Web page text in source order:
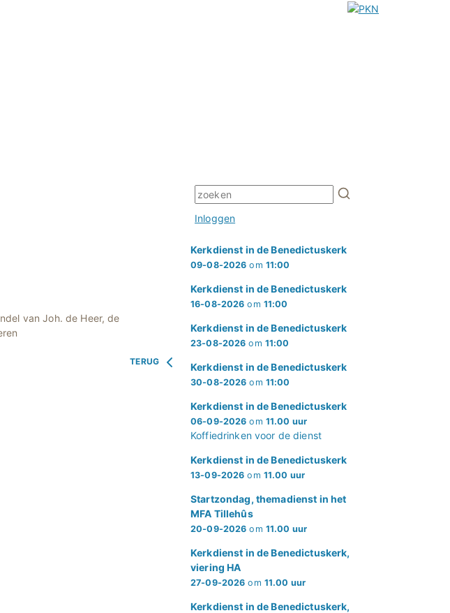
van Joh. de Heer, de
TERUG
Inloggen
Kerkdienst in de Benedictuskerk
09-08-2026 om 11:00
Kerkdienst in de Benedictuskerk
16-08-2026 om 11:00
Kerkdienst in de Benedictuskerk
23-08-2026 om 11:00
Kerkdienst in de Benedictuskerk
30-08-2026 om 11:00
Kerkdienst in de Benedictuskerk
06-09-2026 om 11.00 uur
Koffiedrinken voor de dienst
Kerkdienst in de Benedictuskerk
13-09-2026 om 11.00 uur
Startzondag, themadienst in het
MFA Tillehûs
20-09-2026 om 11.00 uur
Kerkdienst in de Benedictuskerk,
viering HA
27-09-2026 om 11.00 uur
Kerkdienst in de Benedictuskerk,